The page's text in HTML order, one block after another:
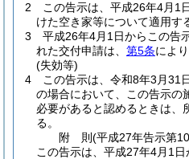
2
この告示は、平成26年4月1
けた空き家等について適用す
3
平成26年4月1日からこの告
れた交付申請は、 第5条によ
(失効等)
4
この告示は、令和8年3月31
の場合において、この告示の
必要があると認めるときは、
る。
附 則(平成27年告示第
この告示は、平成27年4月1